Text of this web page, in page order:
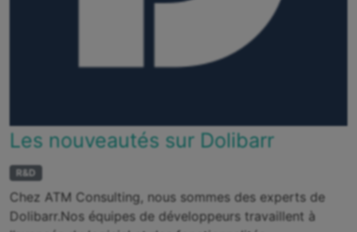
Les nouveautés sur Dolibarr
R&D
Chez ATM Consulting, nous sommes des experts de
Dolibarr.Nos équipes de développeurs travaillent à